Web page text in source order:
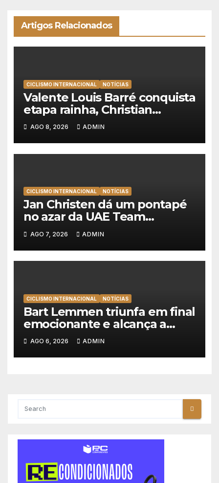
Artigos Relacionados
CICLISMO INTERNACIONAL NOTÍCIAS
Valente Louis Barré conquista
etapa rainha, Christian
Scaroni é o novo líder da
Volta a Polónia
AGO 8, 2026 ADMIN
CICLISMO INTERNACIONAL NOTÍCIAS
Jan Christen dá um pontapé
no azar da UAE Team
Emirates e vence na Volta a
Polónia
AGO 7, 2026 ADMIN
CICLISMO INTERNACIONAL NOTÍCIAS
Bart Lemmen triunfa em final
emocionante e alcança a
primeira vitória da carreira na
Volta à Polónia
AGO 6, 2026 ADMIN